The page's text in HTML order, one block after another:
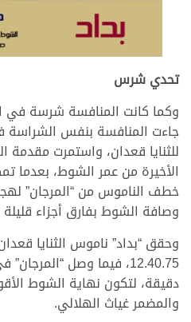
تحدي شرس
وكما كانت المنافسة شرسة في
جاءت المنافسة بنفس الشراسة
للثنايا قعدان، واستمرت مقدمة
الأخيرة من عمر الشوط، بعدما
خطف الناموس من “المرجان”
وصافة الشوط بفارق أجزاء قليلة
وحقق “بداد” ناموس الثنايا
دقيقة، لتكون نهاية الشوط
والمضمر غياث الهلالي.